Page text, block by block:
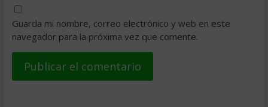
Guarda mi nombre, correo electrónico y web en este
navegador para la próxima vez que comente.